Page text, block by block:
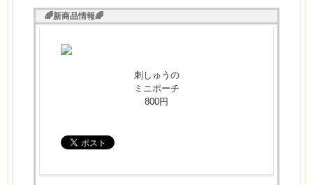
🌈新商品情報🌈
刺しゅうの
ミニポーチ
800円